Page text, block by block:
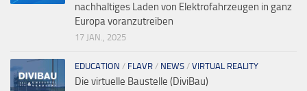
nachhaltiges Laden von Elektrofahrzeugen in ganz
Europa voranzutreiben
17 JAN., 2025
EDUCATION / FLAVR / NEWS / VIRTUAL REALITY
Die virtuelle Baustelle (DiviBau)